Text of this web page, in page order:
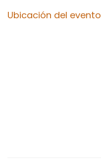
Ubicación del evento